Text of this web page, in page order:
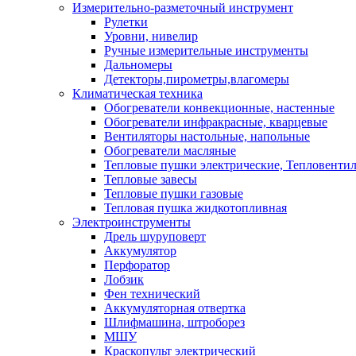
Измерительно-разметочный инструмент
Рулетки
Уровни, нивелир
Ручные измерительные инструменты
Дальномеры
Детекторы,пирометры,влагомеры
Климатическая техника
Обогреватели конвекционные, настенные
Обогреватели инфракрасные, кварцевые
Вентиляторы настольные, напольные
Обогреватели масляные
Тепловые пушки электрические,
Тепловые завесы
Тепловые пушки газовые
Тепловая пушка жидкотопливная
Электроинструменты
Дрель шуруповерт
Аккумулятор
Перфоратор
Лобзик
Фен технический
Аккумуляторная отвертка
Шлифмашина, штроборез
МШУ
Краскопульт электрический